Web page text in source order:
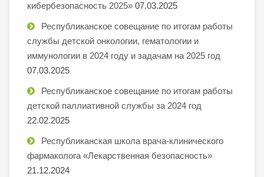
кибербезопасность 2025» 07.03.2025
Республиканское совещание по итогам работы
службы детской онкологии, гематологии и
иммунологии в 2024 году и задачам на 2025 год
07.03.2025
Республиканское совещание по итогам работы
детской паллиативной службы за 2024 год
22.02.2025
Республиканская школа врача-клинического
фармаколога «Лекарственная безопасность»
21.12.2024